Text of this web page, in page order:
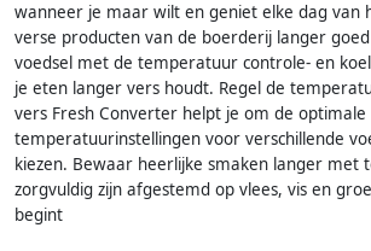
wanneer je maar wilt en geniet elke dag van
verse producten van de boerderij langer
voedsel met de temperatuur controle- en
je eten langer vers houdt. Regel de
vers Fresh Converter helpt je om de optimale
temperatuurinstellingen voor verschillende
kiezen. Bewaar heerlijke smaken langer met
zorgvuldig zijn afgestemd op vlees, vis en
begint